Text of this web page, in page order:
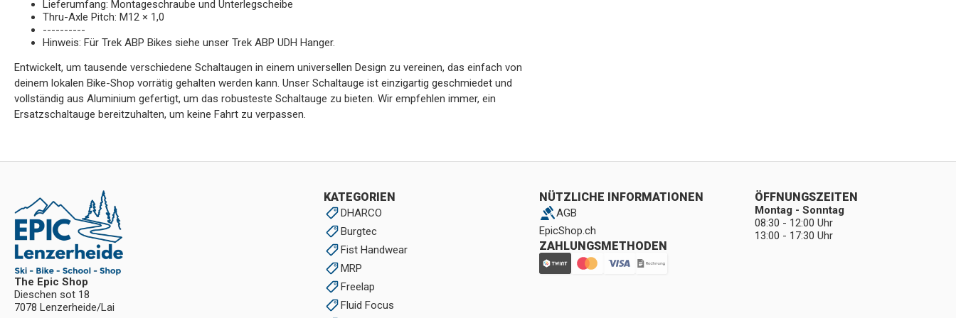
Lieferumfang: Montageschraube und Unterlegscheibe
Thru-Axle Pitch: M12 × 1,0
----------
Hinweis: Für Trek ABP Bikes siehe unser Trek ABP UDH Hanger.
Entwickelt, um tausende verschiedene Schaltaugen in einem universellen Design zu vereinen, das einfach von
deinem lokalen Bike-Shop vorrätig gehalten werden kann. Unser Schaltauge ist einzigartig geschmiedet und
vollständig aus Aluminium gefertigt, um das robusteste Schaltauge zu bieten. Wir empfehlen immer, ein
Ersatzschaltauge bereitzuhalten, um keine Fahrt zu verpassen.
The Epic Shop
Dieschen sot 18
7078 Lenzerheide/Lai
KATEGORIEN
DHARCO
Burgtec
Fist Handwear
MRP
Freelap
Fluid Focus
NÜTZLICHE INFORMATIONEN
AGB
EpicShop.ch
ZAHLUNGSMETHODEN
ÖFFNUNGSZEITEN
Montag - Sonntag
08:30 - 12:00 Uhr
13:00 - 17:30 Uhr